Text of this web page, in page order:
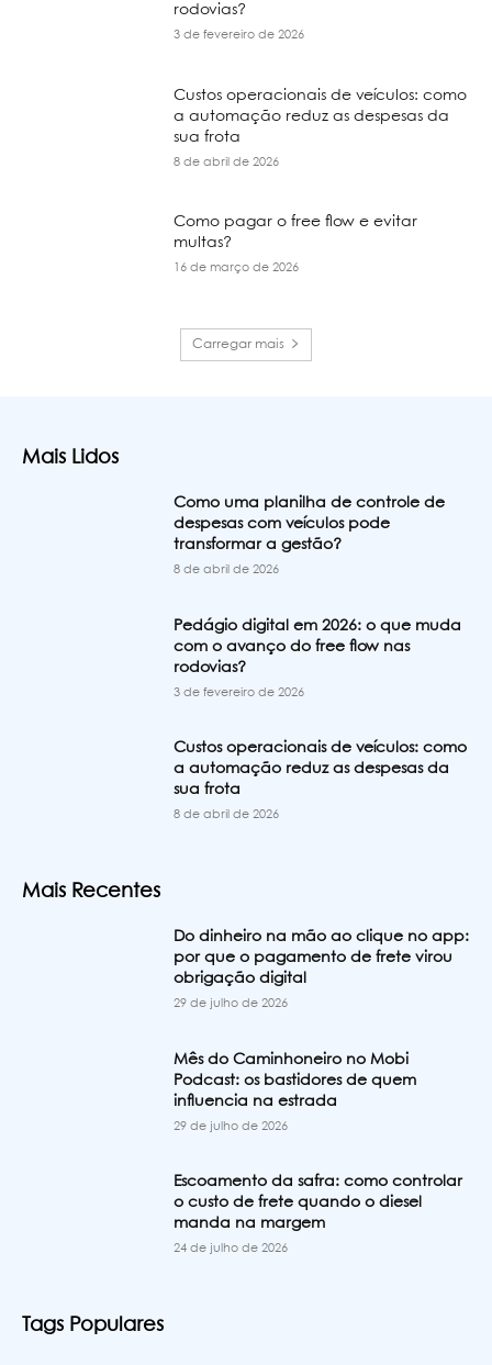
rodovias?
3 de fevereiro de 2026
Custos operacionais de veículos: como
a automação reduz as despesas da
sua frota
8 de abril de 2026
Como pagar o free flow e evitar
multas?
16 de março de 2026
Carregar mais
Mais Lidos
Como uma planilha de controle de
despesas com veículos pode
transformar a gestão?
8 de abril de 2026
Pedágio digital em 2026: o que muda
com o avanço do free flow nas
rodovias?
3 de fevereiro de 2026
Custos operacionais de veículos: como
a automação reduz as despesas da
sua frota
8 de abril de 2026
Mais Recentes
Do dinheiro na mão ao clique no app:
por que o pagamento de frete virou
obrigação digital
29 de julho de 2026
Mês do Caminhoneiro no Mobi
Podcast: os bastidores de quem
influencia na estrada
29 de julho de 2026
Escoamento da safra: como controlar
o custo de frete quando o diesel
manda na margem
24 de julho de 2026
Tags Populares